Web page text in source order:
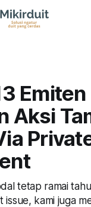
Emiten
Aksi
tetap ramai
issue, kami juga